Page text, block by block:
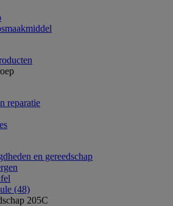
reparatie
en gereedschap
(48)
205C